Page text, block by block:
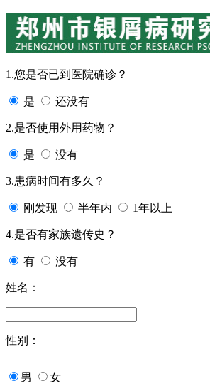
1.您是否已到医院确诊？
是 还没有
2.是否使用外用药物？
是 没有
3.患病时间有多久？
刚发现 半年内 1年以上
4.是否有家族遗传史？
有 没有
姓名：
性别：
男 女